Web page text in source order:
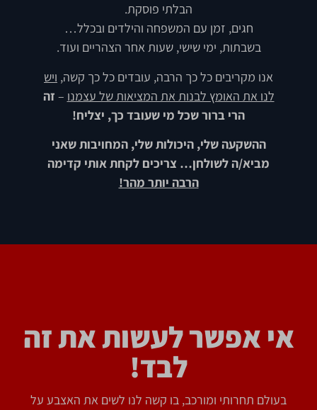
הבלתי פוסקת.
חגים, זמן עם המשפחה והילדים ובכלל…
בשבתות, ימי שישי, שעות אחר הצהריים ועוד.
אנו מקריבים כל כך הרבה, עובדים כל כך קשה, ויש
לנו את האומץ לבנות את המציאות של עצמנו – זה
הרי ברור שכל מי שעובד כך, יצליח!
ההשקעה שלי, היכולות שלי, המחויבות שאני
מביא/ה לשולחן… צריכים לקחת אותי קדימה
הרבה יותר מהר!
אי אפשר לעשות את זה
לבד!
בעולם תחרותי ומורכב, בו קשה לנו לשים את האצבע על